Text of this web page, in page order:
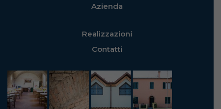
Azienda
Realizzazioni
Contatti